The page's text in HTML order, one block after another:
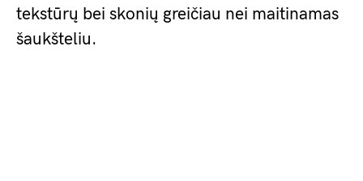
tekstūrų bei skonių greičiau nei maitinamas
šaukšteliu.